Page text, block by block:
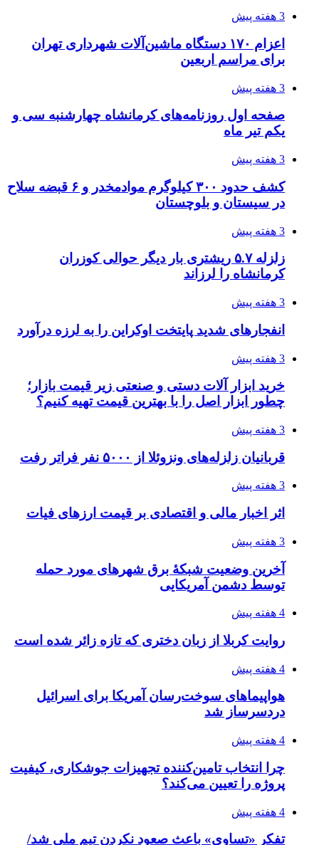
3 هفته پیش
آخرین وضعیت شبکۀ برق شهرهای مورد حمله
توسط دشمن آمریکایی
4 هفته پیش
روایت کربلا از زبان دختری که تازه زائر شده است
دردسرساز شد
پروژه را تعیین می‌کند؟
فدراسیون نگاهش را عوض کند
4 هفته پیش
از کجا تجهیزات ترافیکی باکیفیت بخریم؟ راهنمای
انتخاب بهترین فروشنده
4 هفته پیش
ساقط شدن ۴۸۳۰ پهپاد اوکراینی با آتش پدافند
۱۴۰۵/۰۴/۲۰
رکوردزنی عمل پیوند عضو در قلب پایتخت
۱۴۰۵/۰۴/۱۹
مدیرعامل برق تهران: کاهش ۱۰ درصدی مصرف
راه اندازی مرغداری؛ محاسبه هزینه، درآمد و سود با
۱۴۲۰؛ راه ارتباطی بیمه شدگان تأمین‌اجتماعی
۱۴۰۵/۰۴/۱۶
احتمال بازگشت نرخ حمل دریایی به قبل از جنگ